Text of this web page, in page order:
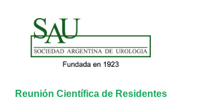
Reunión Científica de Residentes